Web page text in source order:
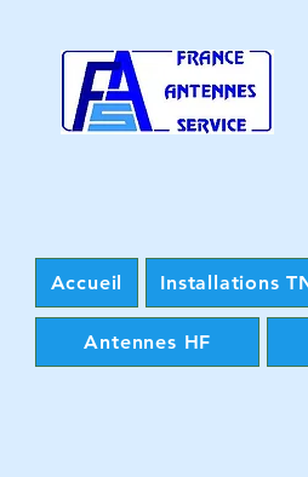
Accueil Installations
Antennes HF